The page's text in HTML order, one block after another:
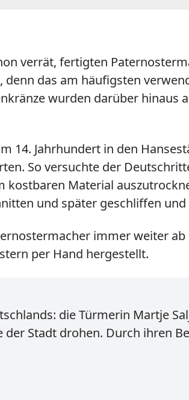
verrät, fertigten
das am häufigsten
wurden darüber hinaus
14. Jahrhundert in den
So versuchte der
Material
und später geschliffen
immer weiter
per Hand hergestellt.
die Türmerin Martje
Stadt drohen. Durch ihren